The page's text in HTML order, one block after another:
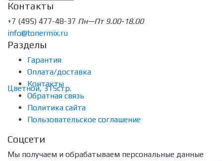
Контакты
+7 (495) 477-48-37 Пн—Пт 9.00-18.00
info@tonermix.ru
Разделы
Гарантия
Оплата/доставка
Контакты
Обратная связь
Политика сайта
Пользовательское соглашение
Соцсети
Мы получаем и обрабатываем персональные данные